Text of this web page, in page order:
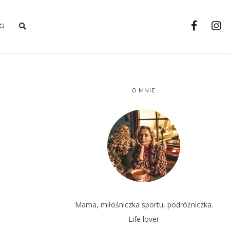
O MNIE
Mama, miłośniczka sportu, podróżniczka.
Life lover